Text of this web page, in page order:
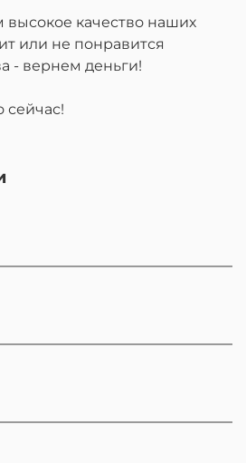
высокое качество наших
или не понравится
- вернем деньги!
сейчас!